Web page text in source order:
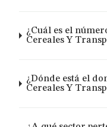
¿Cuál es el
Cereales Y
¿Dónde está el
Cereales Y